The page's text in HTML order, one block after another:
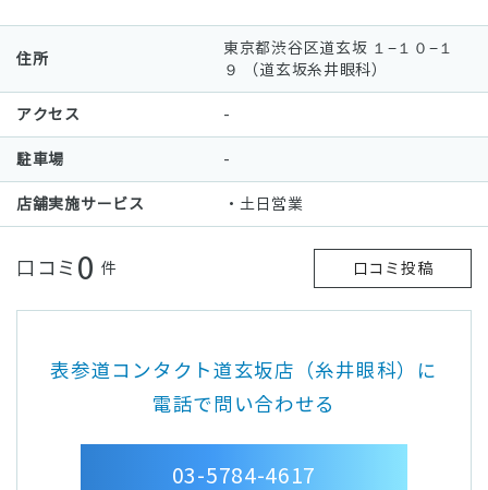
住所
東京都渋谷区道玄坂 １−１０−１
９ （道玄坂糸井眼科）
アクセス -
駐車場 -
店舗実施サービス ・土日営業
口コミ 0 件 口コミ投稿
表参道コンタクト道玄坂店（糸井眼科）に
電話で問い合わせる
03-5784-4617